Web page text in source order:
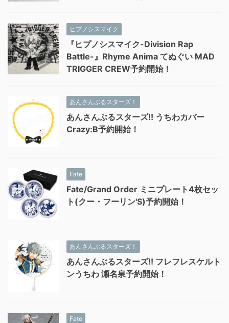
ヒプノシスマイク
『ヒプノシスマイク-Division Rap
Battle-』Rhyme Anima てぬぐい MAD
TRIGGER CREW予約開始！
あんさんぶるスターズ！
あんさんぶるスターズ!! うちわカバー
Crazy:B予約開始！
Fate
Fate/Grand Order ミニプレート4枚セッ
ト(クー・フーリン'S)予約開始！
あんさんぶるスターズ！
あんさんぶるスターズ!! フレフレスケルト
ンうちわ 瀬名泉予約開始！
Fate